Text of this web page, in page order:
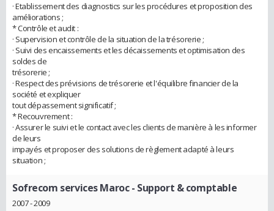
· Etablissement des diagnostics sur les procédures et proposition des
améliorations ;
* Contrôle et audit :
· Supervision et contrôle de la situation de la trésorerie ;
· Suivi des encaissements et les décaissements et optimisation des
soldes de
trésorerie ;
· Respect des prévisions de trésorerie et l'équilibre financier de la
société et expliquer
tout dépassement significatif ;
* Recouvrement :
· Assurer le suivi et le contact avec les clients de manière à les informer
de leurs
impayés et proposer des solutions de règlement adapté à leurs
situation ;
Sofrecom services Maroc- Support & comptable
2007 - 2009